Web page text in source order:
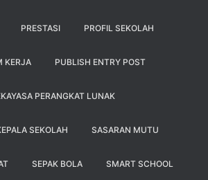
PRESTASI PROFIL SEKOLAH
KERJA PUBLISH ENTRY POST
PERANGKAT LUNAK
SEKOLAH SASARAN MUTU
SEPAK BOLA SMART SCHOOL